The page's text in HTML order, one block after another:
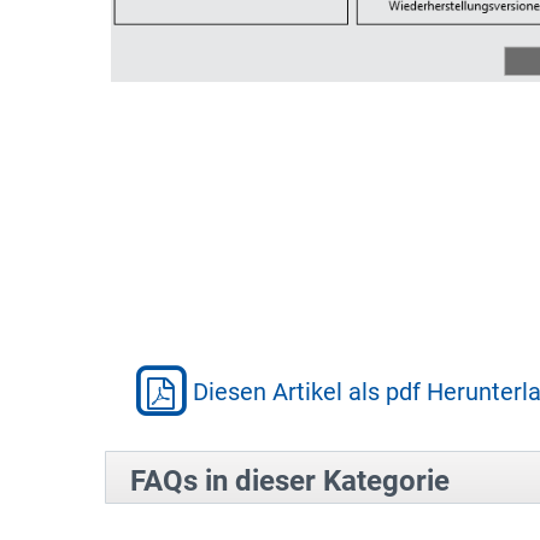
Diesen Artikel als pdf
FAQs in dieser Kategorie